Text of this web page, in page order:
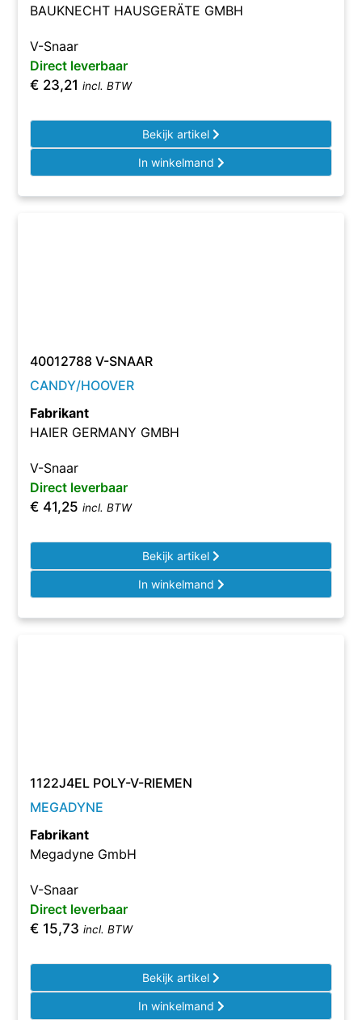
BAUKNECHT HAUSGERÄTE GMBH
V-Snaar
Direct leverbaar
€ 23,21 incl. BTW
Bekijk artikel
In winkelmand
40012788 V-SNAAR
CANDY/HOOVER
Fabrikant
HAIER GERMANY GMBH
V-Snaar
Direct leverbaar
€ 41,25 incl. BTW
Bekijk artikel
In winkelmand
1122J4EL POLY-V-RIEMEN
MEGADYNE
Fabrikant
Megadyne GmbH
V-Snaar
Direct leverbaar
€ 15,73 incl. BTW
Bekijk artikel
In winkelmand